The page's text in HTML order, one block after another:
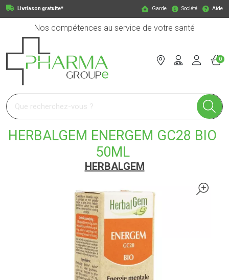
Livriason gratuite* Garde Société Aide
Nos compétences au service de votre santé
Pharmagroupe Votre pharmacie en ligne à votre service
0
HERBALGEM ENERGEM GC28 BIO
50ML
HERBALGEM